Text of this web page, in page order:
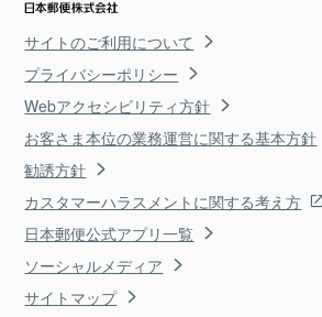
サイトのご利用について
プライバシーポリシー
Webアクセシビリティ方針
お客さま本位の業務運営に関する基本方針
勧誘方針
カスタマーハラスメントに関する考え方
日本郵便公式アプリ一覧
ソーシャルメディア
サイトマップ